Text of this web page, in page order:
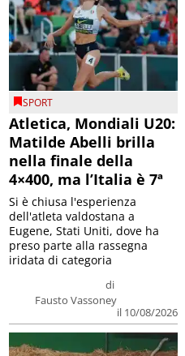
SPORT
Atletica, Mondiali U20:
Matilde Abelli brilla
nella finale della
4×400, ma l’Italia è 7ª
di
Fausto Vassoney
il 10/08/2026
Si è chiusa l'esperienza
dell'atleta valdostana a
Eugene, Stati Uniti, dove ha
preso parte alla rassegna
iridata di categoria